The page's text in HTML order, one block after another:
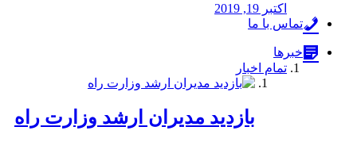
اکتبر 19, 2019
تماس با ما
خبرها
تمام اخبار
بازدید مدیران ارشد وزارت راه